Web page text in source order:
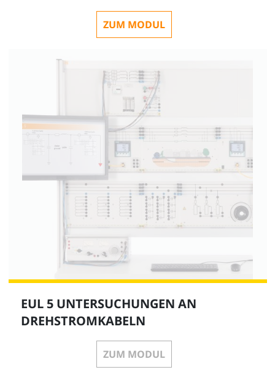
ZUM MODUL
EUL 5 UNTERSUCHUNGEN AN
DREHSTROMKABELN
ZUM MODUL